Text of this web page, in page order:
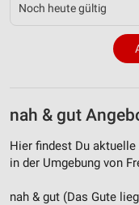
Noch heute gültig
nah & gut
Hier findest Du
in der Umgebung von
nah & gut (Das Gute